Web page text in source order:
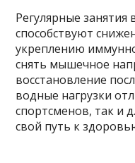
Регулярные
способствуют
укреплению
снять мышечное
восстановление
водные нагрузки
спортсменов, так и
свой путь к